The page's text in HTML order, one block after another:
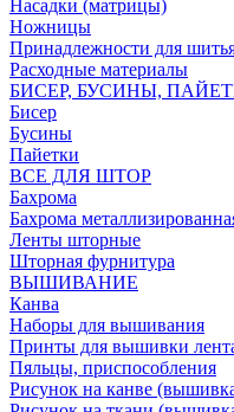
Насадки (матрицы)
Ножницы
Принадлежности для
Расходные материалы
БИСЕР, БУСИНЫ,
Бисер
Бусины
Пайетки
ВСЕ ДЛЯ ШТОР
Бахрома
Бахрома
Ленты шторные
Шторная фурнитура
ВЫШИВАНИЕ
Канва
Наборы для вышивания
Принты для вышивки
Пяльцы, приспособления
Рисунок на канве